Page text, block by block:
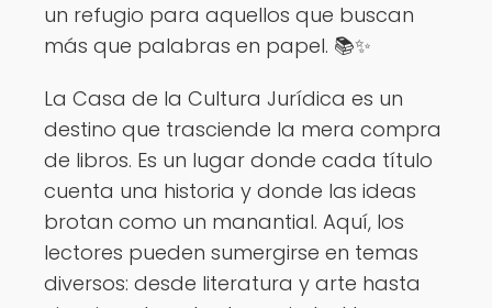
un refugio para aquellos que buscan
más que palabras en papel. 📚✨
La Casa de la Cultura Jurídica es un
destino que trasciende la mera compra
de libros. Es un lugar donde cada título
cuenta una historia y donde las ideas
brotan como un manantial. Aquí, los
lectores pueden sumergirse en temas
diversos: desde literatura y arte hasta